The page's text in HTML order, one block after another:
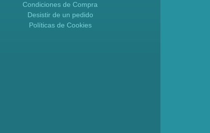
Condiciones de Compra
Desistir de un pedido
Políticas de Cookies